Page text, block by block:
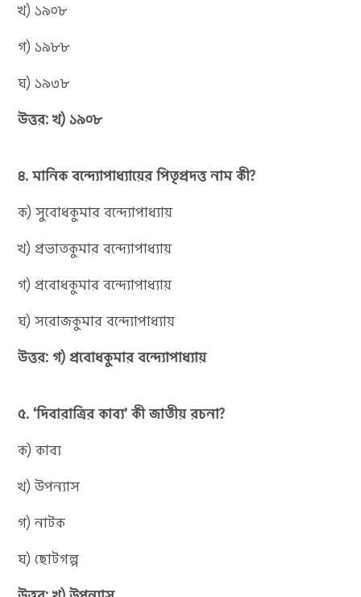
খ) ১৯০৮
গ) ১৯৮৮
ঘ) ১৯৩৮
উত্তর: খ) ১৯০৮
৪. মানিক বন্দ্যোপাধ্যায়ের পিতৃপ্রদত্ত নাম কী?
ক) সুবোধকুমার বন্দ্যোপাধ্যায়
খ) প্রভাতকুমার বন্দ্যোপাধ্যায়
গ) প্রবোধকুমার বন্দ্যোপাধ্যায়
ঘ) সরোজকুমার বন্দ্যোপাধ্যায়
উত্তর: গ) প্রবোধকুমার বন্দ্যোপাধ্যায়
৫. ‘দিবারাত্রির কাব্য’ কী জাতীয় রচনা?
ক) কাব্য
খ) উপন্যাস
গ) নাটক
ঘ) ছোটগল্প